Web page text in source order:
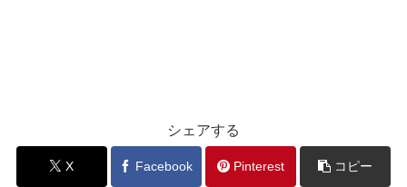
シェアする
X Facebook Pinterest コピー